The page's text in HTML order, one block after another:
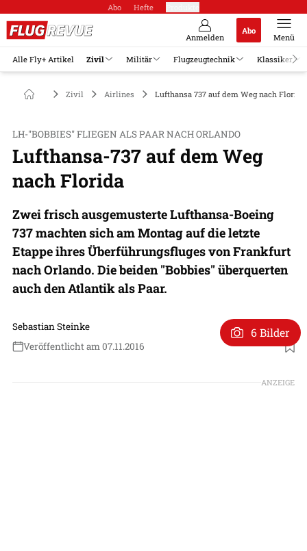
Abo Hefte
Anmelden
Abo
Menü
Alle Fly+ Artikel Zivil Militär Flugzeugtechnik Klassiker
Zivil Airlines Lufthansa 737 auf dem Weg nach Florida
LH-"BOBBIES" FLIEGEN ALS PAAR NACH ORLANDO
Lufthansa-737 auf dem Weg
nach Florida
Zwei frisch ausgemusterte Lufthansa-Boeing
737 machten sich am Montag auf die letzte
Etappe ihres Überführungsfluges von Frankfurt
nach Orlando. Die beiden "Bobbies" überquerten
auch den Atlantik als Paar.
Sebastian Steinke
Veröffentlicht am 07.11.2016
6 Bilder
ANZEIGE